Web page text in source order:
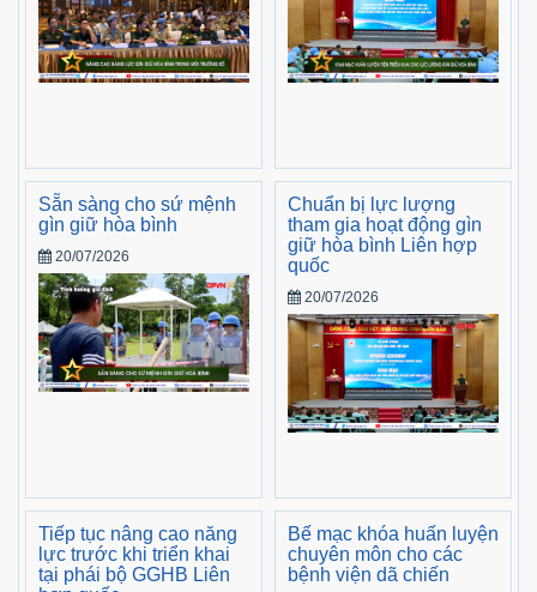
Sẵn sàng cho sứ mệnh
gìn giữ hòa bình
20/07/2026
Chuẩn bị lực lượng
tham gia hoạt động gìn
giữ hòa bình Liên hợp
quốc
20/07/2026
Tiếp tục nâng cao năng
lực trước khi triển khai
tại phái bộ GGHB Liên
Bế mạc khóa huấn luyện
chuyên môn cho các
bệnh viện dã chiến